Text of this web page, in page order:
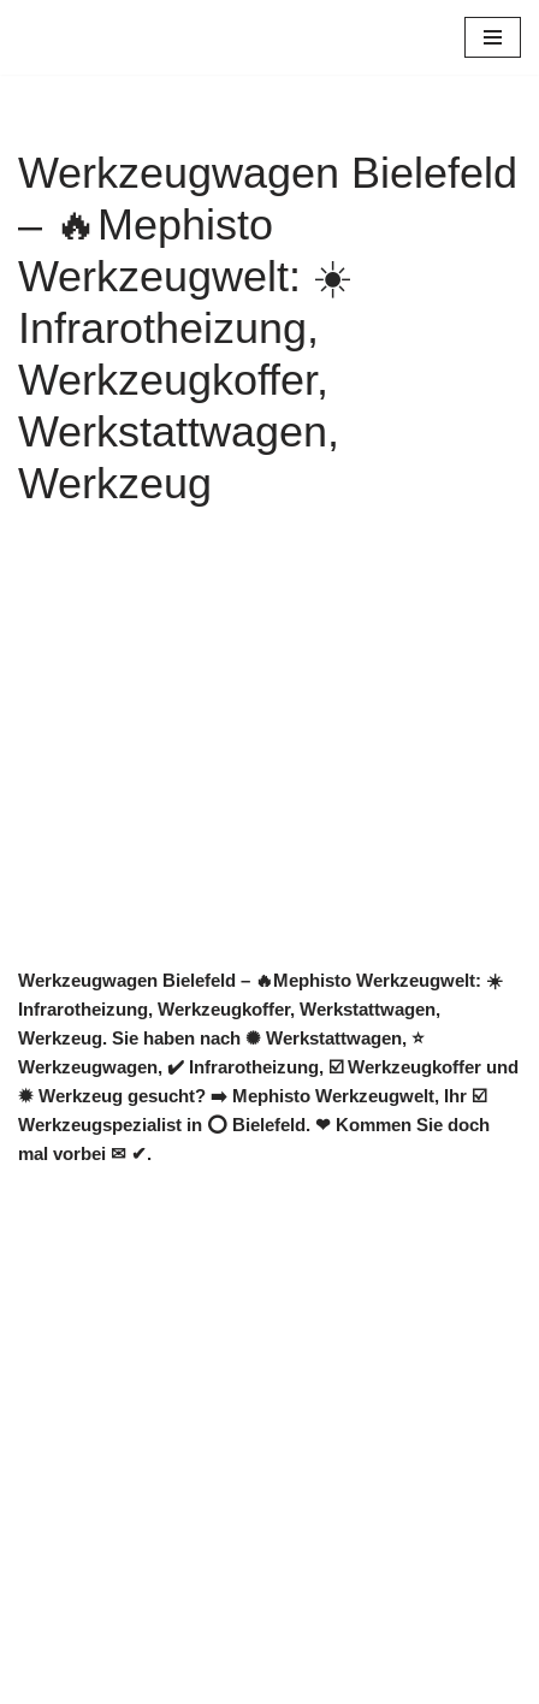
Werkzeugwagen Bielefeld
– 🔥Mephisto
Werkzeugwelt: ☀️
Infrarotheizung,
Werkzeugkoffer,
Werkstattwagen,
Werkzeug
Werkzeugwagen Bielefeld – 🔥Mephisto Werkzeugwelt: ☀️
Infrarotheizung, Werkzeugkoffer, Werkstattwagen,
Werkzeug. Sie haben nach ✺ Werkstattwagen, ⭐
Werkzeugwagen, ✔️ Infrarotheizung, ☑️ Werkzeugkoffer und
✹ Werkzeug gesucht? ➡️ Mephisto Werkzeugwelt, Ihr ☑️
Werkzeugspezialist in ⭕ Bielefeld. ❤ Kommen Sie doch
mal vorbei ✉ ✔.